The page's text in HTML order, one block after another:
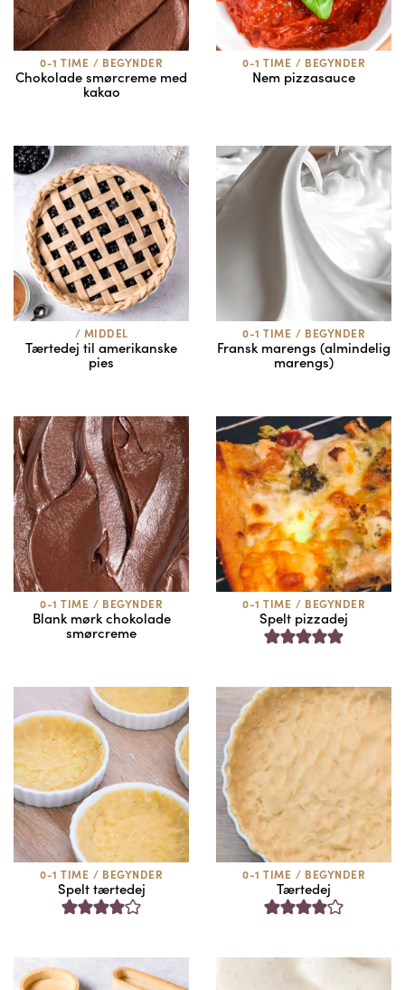
0-1 TIME / BEGYNDER
Chokolade smørcreme med
kakao
0-1 TIME / BEGYNDER
Nem pizzasauce
/ MIDDEL
Tærtedej til amerikanske
pies
0-1 TIME / BEGYNDER
Fransk marengs (almindelig
marengs)
0-1 TIME / BEGYNDER
Blank mørk chokolade
smørcreme
0-1 TIME / BEGYNDER
Spelt pizzadej
0-1 TIME / BEGYNDER
Spelt tærtedej
0-1 TIME / BEGYNDER
Tærtedej